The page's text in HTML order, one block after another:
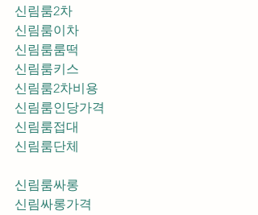
신림룸2차
신림룸이차
신림룸룸떡
신림룸키스
신림룸2차비용
신림룸인당가격
신림룸접대
신림룸단체
신림룸싸롱
신림싸롱가격